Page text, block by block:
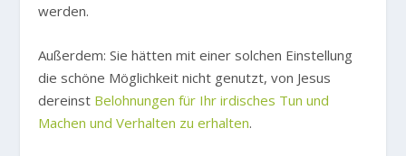
werden.
Außerdem: Sie hätten mit einer solchen Einstellung
die schöne Möglichkeit nicht genutzt, von Jesus
dereinst Belohnungen für Ihr irdisches Tun und
Machen und Verhalten zu erhalten.